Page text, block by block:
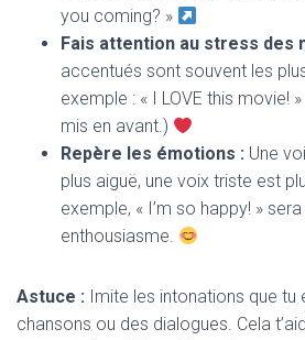
you coming? »
Fais attention au stress des
accentués sont souvent les
exemple : « I LOVE this movie!
mis en avant.)
Repère les émotions : Une
plus aiguë, une voix triste est
exemple, « I’m so happy! »
enthousiasme.
Astuce : Imite les intonations que tu
chansons ou des dialogues. Cela